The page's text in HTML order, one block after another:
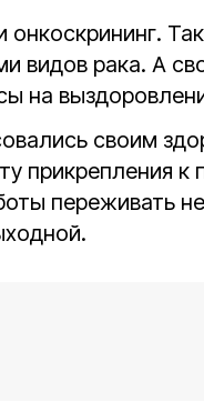
онкоскрининг.
видов рака. А
на
своим
прикрепления к
переживать